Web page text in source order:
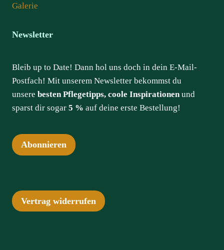
Galerie
Newsletter
Bleib up to Date! Dann hol uns doch in dein E-Mail-
Postfach! Mit unserem Newsletter bekommst du
unsere besten Pflegetipps, coole Inspirationenund
sparst dir sogar 5 % auf deine erste Bestellung!
Abonnieren
Vertrag widerrufen